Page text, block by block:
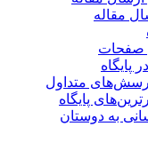
مقاله
متداول
پایگاه
به دوستان